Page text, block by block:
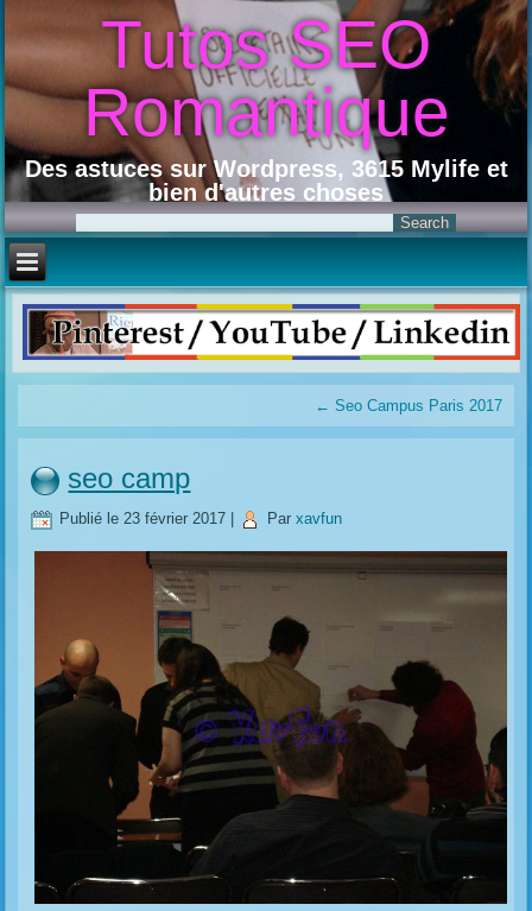
Tutos SEO
Romantique
Des astuces sur Wordpress, 3615 Mylife et
bien d'autres choses
← Seo Campus Paris 2017
seo camp
Publié le 23 février 2017 Par xavfun